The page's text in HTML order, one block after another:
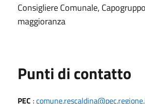
Consigliere Comunale,
maggioranza
Punti di contatto
PEC :